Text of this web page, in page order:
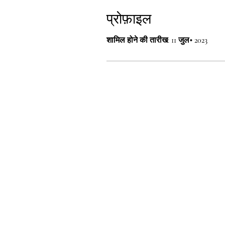
प्रोफ़ाइल
शामिल होने की तारीख: 11 जुल॰ 2023